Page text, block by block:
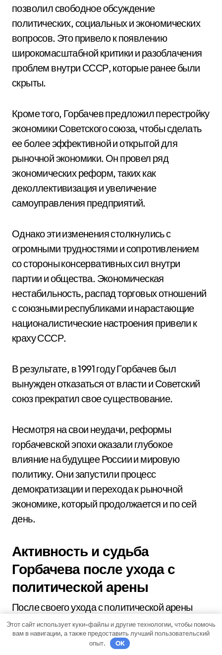
позволил свободное обсуждение
политических, социальных и экономических
вопросов. Это привело к появлению
широкомасштабной критики и разоблачения
проблем внутри СССР, которые ранее были
скрыты.
Кроме того, Горбачев предложил перестройку
экономики Советского союза, чтобы сделать
ее более эффективной и открытой для
рыночной экономики. Он провел ряд
экономических реформ, таких как
деколлективизация и увеличение
самоуправления предприятий.
Однако эти изменения столкнулись с
огромными трудностями и сопротивлением
со стороны консервативных сил внутри
партии и общества. Экономическая
нестабильность, распад торговых отношений
с союзными республиками и нарастающие
националистические настроения привели к
краху СССР.
В результате, в 1991 году Горбачев был
вынужден отказаться от власти и Советский
союз прекратил свое существование.
Несмотря на свои неудачи, реформы
горбачевской эпохи оказали глубокое
влияние на будущее России и мировую
политику. Они запустили процесс
демократизации и перехода к рыночной
экономике, который продолжается и по сей
день.
Активность и судьба
Горбачева после ухода с
политической арены
После своего ухода с политической арены
Михаил Сергеевич Горбачев активно
включился в работу неправительственных
организаций и продолжил свою деятельность
Этот сайт использует куки-файлы и другие технологии, чтобы помочь
вам в навигации, а также предоставить лучший пользовательский
опыт.
OK